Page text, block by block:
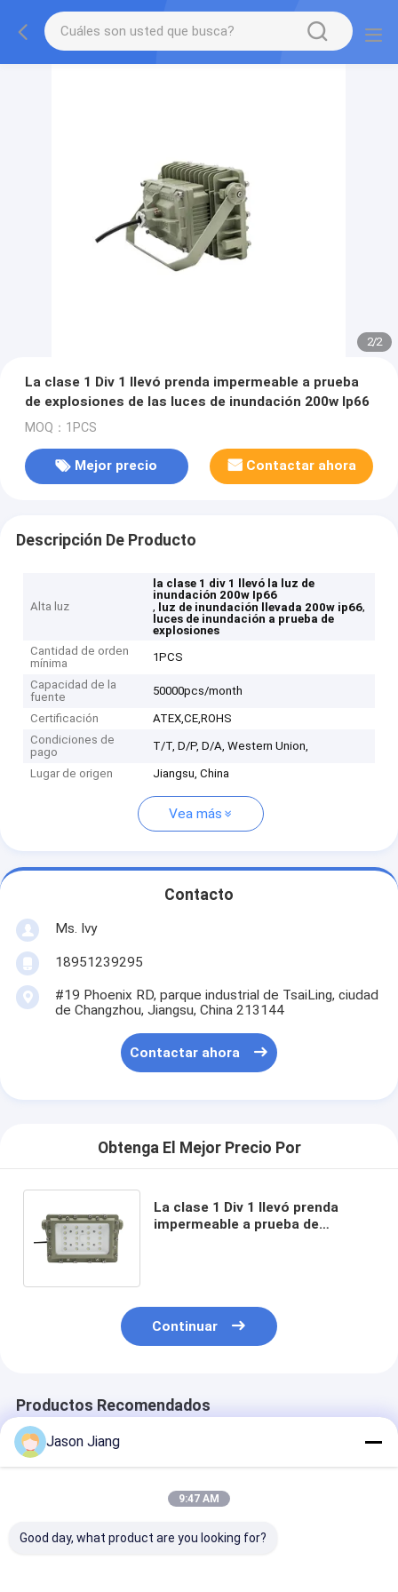
2/2
La clase 1 Div 1 llevó prenda impermeable a prueba
de explosiones de las luces de inundación 200w Ip66
MOQ：1PCS
Mejor precio Contactar ahora
Descripción De Producto
Alta luz
la clase 1 div 1 llevó la luz de
inundación 200w Ip66
, luz de inundación llevada 200w ip66,
luces de inundación a prueba de
explosiones
Cantidad de orden
mínima
1PCS
Capacidad de la
fuente
50000pcs/month
Certificación
ATEX,CE,ROHS
Condiciones de
pago
T/T, D/P, D/A, Western Union,
Lugar de origen Jiangsu, China
Vea más
Contacto
Ms. Ivy
18951239295
#19 Phoenix RD, parque industrial de TsaiLing, ciudad
de Changzhou, Jiangsu, China 213144
Contactar ahora
Obtenga El Mejor Precio Por
La clase 1 Div 1 llevó prenda
impermeable a prueba de
Continuar
Productos Recomendados
Jason Jiang
9:47 AM
Good day, what product are you looking for?